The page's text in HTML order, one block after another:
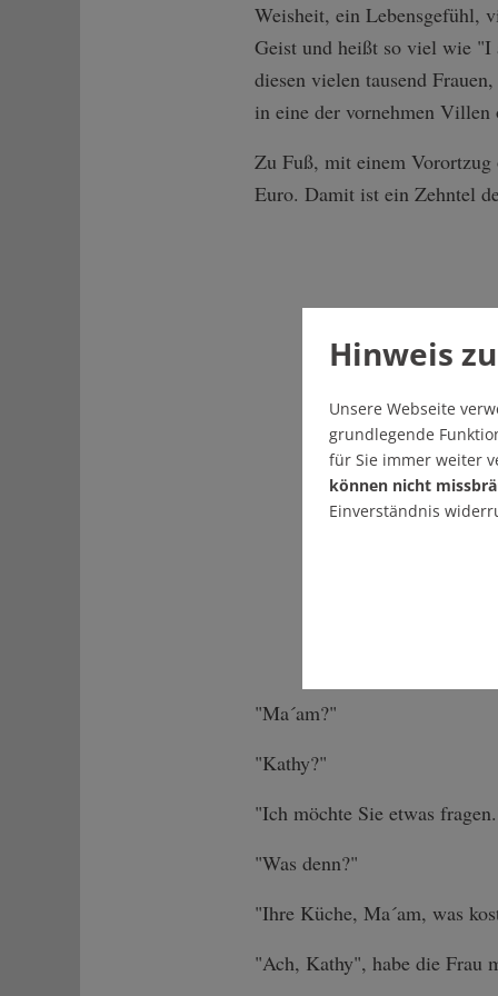
Weisheit, ein Lebensgefühl,
Geist und heißt so viel wie "I
diesen vielen tausend
in eine der vornehmen Villen
Zu Fuß, mit einem Vorortzug
Euro. Damit ist ein Zehntel
"Ma´am?"
"Kathy?"
"Ich möchte Sie etwas
"Was denn?"
"Ihre Küche, Ma´am, was
"Ach, Kathy", habe die Frau
Hinweis
Unsere Webseite
grundlegende
für Sie immer weiter
können nicht
Einverständnis